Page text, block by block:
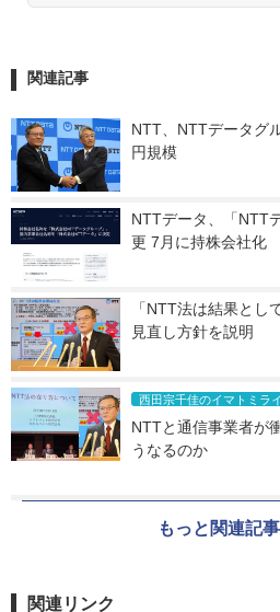
関連記事
NTT、NTTデータグ
円規模
NTTデータ、「NTT
更 7月に持株会社化
「NTT法は結果とし
見直し方針を説明
西田宗千佳のイマトミライ
NTTと通信事業者が
うなるのか
もっと関連記
関連リンク